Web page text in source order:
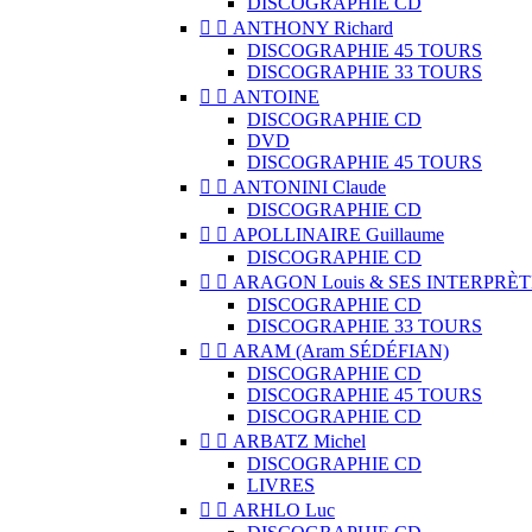
  ANTHONY Richard
DISCOGRAPHIE 45 TOURS
DISCOGRAPHIE 33 TOURS
  ANTOINE
DISCOGRAPHIE CD
DVD
DISCOGRAPHIE 45 TOURS
  ANTONINI Claude
DISCOGRAPHIE CD
  APOLLINAIRE Guillaume
DISCOGRAPHIE CD
  ARAGON Louis & SES
DISCOGRAPHIE CD
DISCOGRAPHIE 33 TOURS
  ARAM (Aram SÉDÉFIAN)
DISCOGRAPHIE CD
DISCOGRAPHIE 45 TOURS
DISCOGRAPHIE CD
  ARBATZ Michel
DISCOGRAPHIE CD
LIVRES
  ARHLO Luc